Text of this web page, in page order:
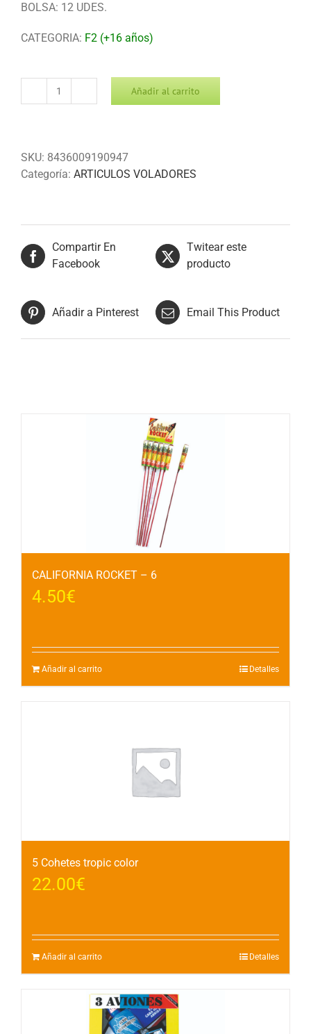
BOLSA: 12 UDES.
CATEGORIA: F2 (+16 años)
MOON
Añadir al carrito
SKU: 8436009190947
Categoría: ARTICULOS VOLADORES
Compartir En
Facebook
Twitear este
producto
Añadir a Pinterest Email This Product
CALIFORNIA ROCKET – 6
4.50€
Añadir al carrito Detalles
5 Cohetes tropic color
22.00€
Añadir al carrito Detalles